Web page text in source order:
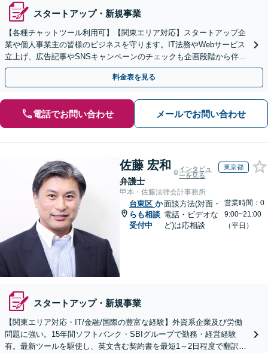
スタートアップ・新規事業
【各種チャットツール利用可】【関東エリア対応】スタートアップ企
業や個人事業主の皆様のビジネスを守ります。IT法務やWebサービス
立上げ、広告記事やSNSキャンペーンのチェックも企画段階から伴走
します。配信者特有の悩みにも対応します。
料金表を見る
電話でお問い合わせ メールでお問い合わせ
佐藤 宏和
弁護士
インタビュ
ーを見る
東京都
甲本・佐藤法律会計事務所
台東区 か
らも相談
受付中
面談方法(対面・
電話・ビデオな
ど)は応相談
営業時間：0
9:00~21:00
（平日）
スタートアップ・新規事業
【関東エリア対応・IT/金融/国際の豊富な経験】外資系企業及び労働
問題に強い。15年間ソフトバンク・SBIグループで勤務・経営経験
有。最新ツールを駆使し、英文含む契約書を最短1～2日程度で翻訳・